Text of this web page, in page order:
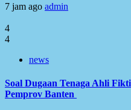
7 jam ago admin
4
4
news
Soal Dugaan Tenaga Ahli
Pemprov Banten